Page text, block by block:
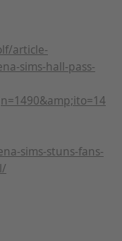
article-
sims-hall-pass-
sims-stuns-fans-